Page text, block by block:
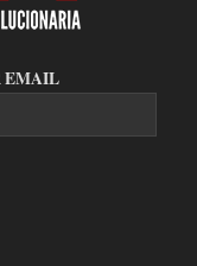
EMAIL